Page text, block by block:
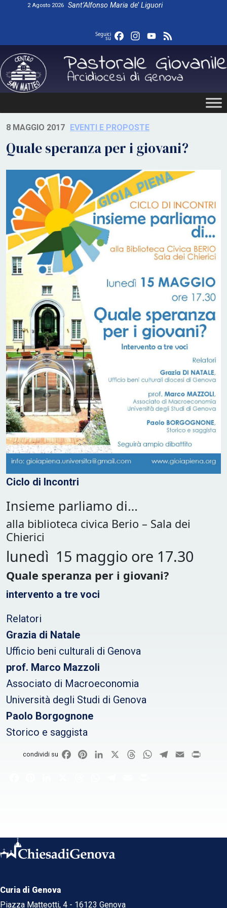
2 Agosto 2026 Sant’Alfonso Maria de’ Liguori
Seguici
su FacebookInstagram
YouTube
8 MAGGIO 2017 EVENTI E PROPOSTE
Quale speranza per i giovani?
Ciclo di Incontri
Insieme parliamo di…
alla biblioteca civica Berio – Sala dei
Chierici
lunedì 15 maggio ore 17.30
Quale speranza per i giovani?
intervento a tre voci
Relatori
Grazia di Natale
Ufficio beni culturali di Genova
prof. Marco Mazzoli
Associato di Macroeconomia
Università degli Studi di Genova
Paolo Borgognone
Storico e saggista
condividi su FacebookPinterestLinkedIn ThreadsWhatsApp
Telegram
Email
Curia di Genova
Piazza Matteotti, 4 - 16123 Genova